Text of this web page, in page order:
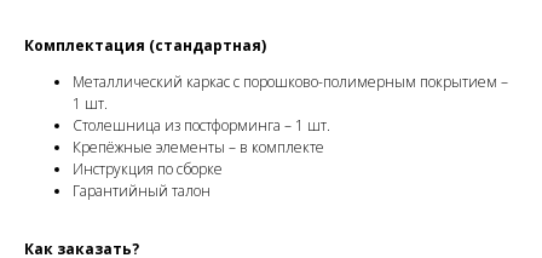
Комплектация (стандартная)
Металлический каркас с порошково-полимерным покрытием –
1 шт.
Столешница из постформинга – 1 шт.
Крепёжные элементы – в комплекте
Инструкция по сборке
Гарантийный талон
Как заказать?